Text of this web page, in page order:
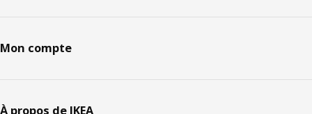
Mon compte
À propos de IKEA